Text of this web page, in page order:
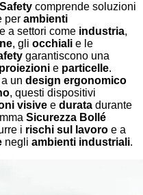
comprende soluzioni
per ambienti
a settori come industria,
, gli occhiali e le
garantiscono una
proiezioni e particelle.
un design ergonomico
, questi dispositivi
visive e durata durante
Sicurezza Bollé
i rischi sul lavoro e a
negli ambienti industriali.